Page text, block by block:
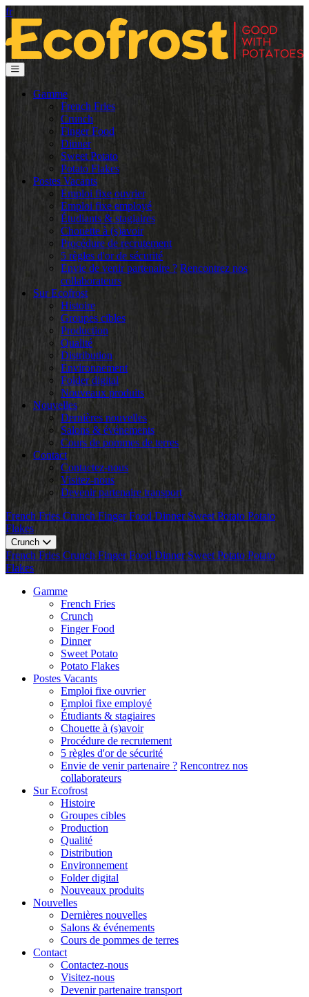
fr
Gamme
French Fries
Crunch
Finger Food
Dinner
Sweet Potato
Potato Flakes
Postes Vacants
Emploi fixe ouvrier
Emploi fixe employé
Étudiants & stagiaires
Chouette à (s)avoir
Procédure de recrutement
5 règles d'or de sécurité
Envie de venir partenaire ? Rencontrez nos
collaborateurs
Sur Ecofrost
Histoire
Groupes cibles
Production
Qualité
Distribution
Environnement
Folder digital
Nouveaux produits
Nouvelles
Dernières nouvelles
Salons & événements
Cours de pommes de terres
Contact
Contactez-nous
Visitez-nous
Devenir partenaire transport
French Fries Crunch Finger Food Dinner Sweet Potato Potato
Flakes
Crunch
French Fries Crunch Finger Food Dinner Sweet Potato Potato
Flakes
Gamme
French Fries
Crunch
Finger Food
Dinner
Sweet Potato
Potato Flakes
Postes Vacants
Emploi fixe ouvrier
Emploi fixe employé
Étudiants & stagiaires
Chouette à (s)avoir
Procédure de recrutement
5 règles d'or de sécurité
Envie de venir partenaire ? Rencontrez nos
collaborateurs
Sur Ecofrost
Histoire
Groupes cibles
Production
Qualité
Distribution
Environnement
Folder digital
Nouveaux produits
Nouvelles
Dernières nouvelles
Salons & événements
Cours de pommes de terres
Contact
Contactez-nous
Visitez-nous
Devenir partenaire transport